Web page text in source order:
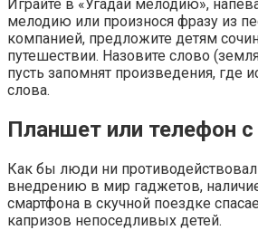
Играйте в «Угадай мелодию»,
мелодию или произнося фразу из
компанией, предложите детям
путешествии. Назовите слово
пусть запомнят произведения, где
слова.
Планшет или телефон
Как бы люди ни
внедрению в мир гаджетов,
смартфона в скучной поездке
капризов непоседливых детей.